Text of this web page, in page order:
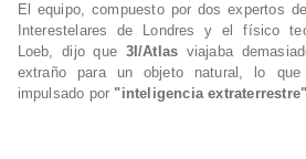
El equipo, compuesto por dos expertos
Interestelares de Londres y el físico
Loeb, dijo que 3I/Atlas viajaba
extraño para un objeto natural, lo
impulsado por "inteligencia